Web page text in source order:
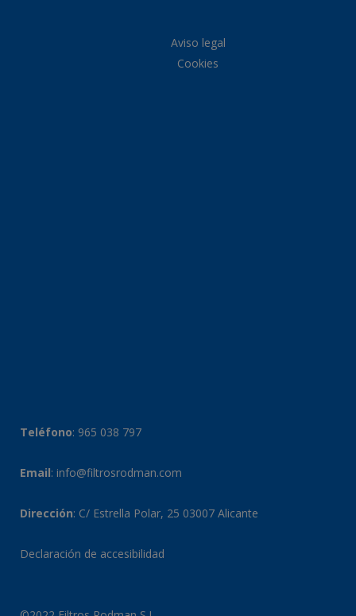
Aviso legal
Cookies
Teléfono: 965 038 797
Email: info@filtrosrodman.com
Dirección: C/ Estrella Polar, 25 03007 Alicante
Declaración de accesibilidad